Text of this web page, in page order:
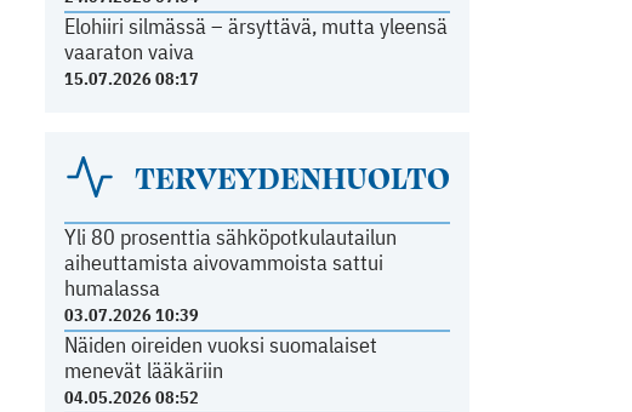
Elohiiri silmässä – ärsyttävä, mutta yleensä
vaaraton vaiva
15.07.2026 08:17
TERVEYDENHUOLTO
Yli 80 prosenttia sähköpotkulautailun
aiheuttamista aivovammoista sattui
humalassa
03.07.2026 10:39
Näiden oireiden vuoksi suomalaiset
menevät lääkäriin
04.05.2026 08:52